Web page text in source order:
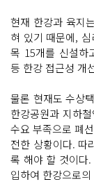
현재 한강과 육지
혀 있기 때문에,
목 15개를 신설하
등 한강 접근성 개
물론 현재도 수상
한강공원과 지하
수요 부족으로 폐
전한 상황이다. 따
록 해야 할 것이다
입하여 한강으로